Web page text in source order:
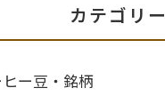
カテゴリー
ー豆・銘柄